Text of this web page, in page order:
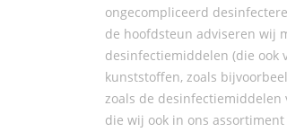
ongecompliceerd
de hoofdsteun adviseren wij
desinfectiemiddelen (die ook
kunststoffen, zoals
zoals de desinfectiemiddelen
die wij ook in ons